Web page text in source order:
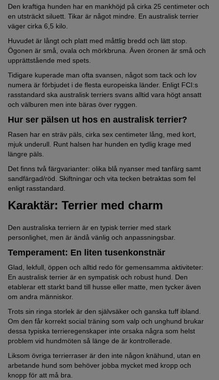
Den kraftiga hunden har en mankhöjd på cirka 25 centimeter och
en utsträckt siluett. Tikar är något mindre. En australisk terrier
väger cirka 6,5 kilo.
Huvudet är långt och platt med måttlig bredd och lätt stop.
Ögonen är små, ovala och mörkbruna. Även öronen är små och
upprättstående med spets.
Tidigare kuperade man ofta svansen, något som tack och lov
numera är förbjudet i de flesta europeiska länder. Enligt FCI:s
rasstandard ska australisk terriers svans alltid vara högt ansatt
och välburen men inte bäras över ryggen.
Hur ser pälsen ut hos en australisk terrier?
Rasen har en sträv päls, cirka sex centimeter lång, med kort,
mjuk underull. Runt halsen har hunden en tydlig krage med
längre päls.
Det finns två färgvarianter: olika blå nyanser med tanfärg samt
sandfärgad/röd. Skiftningar och vita tecken betraktas som fel
enligt rasstandard.
Karaktär: Terrier med charm
Den australiska terriern är en typisk terrier med stark
personlighet, men är ändå vänlig och anpassningsbar.
Temperament: En liten tusenkonstnär
Glad, lekfull, öppen och alltid redo för gemensamma aktiviteter:
En australisk terrier är en sympatisk och robust hund. Den
etablerar ett starkt band till husse eller matte, men tycker även
om andra människor.
Trots sin ringa storlek är den självsäker och ganska tuff ibland.
Om den får korrekt social träning som valp och unghund brukar
dessa typiska terrieregenskaper inte orsaka några som helst
problem vid hundmöten så länge de är kontrollerade.
Liksom övriga terrierraser är den inte någon knähund, utan en
arbetande hund som behöver jobba mycket med kropp och
knopp för att må bra.